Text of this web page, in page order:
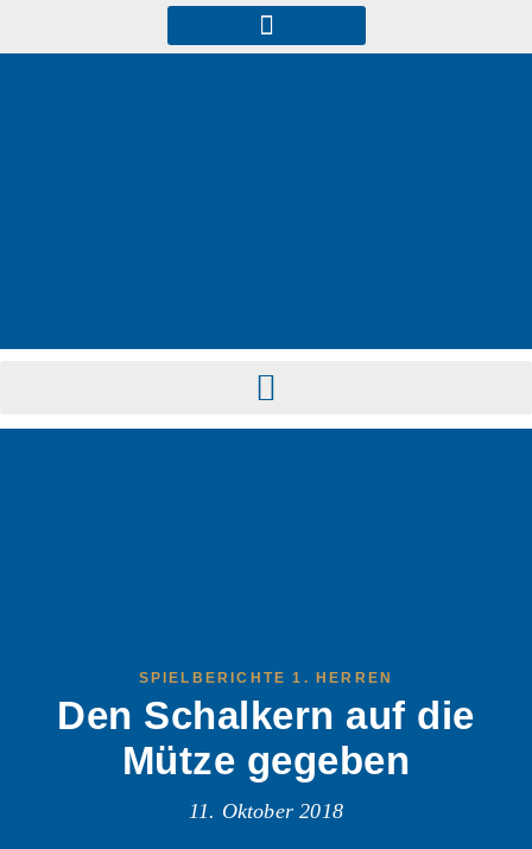
SPIELBERICHTE 1. HERREN
Den Schalkern auf die
Mütze gegeben
11. Oktober 2018